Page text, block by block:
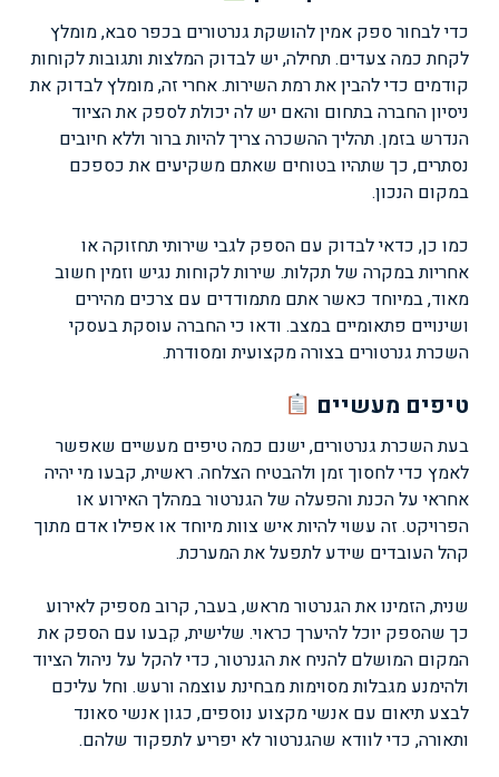
כדי לבחור ספק אמין להושקת גנרטורים בכפר סבא, מומלץ
לקחת כמה צעדים. תחילה, יש לבדוק המלצות ותגובות לקוחות
קודמים כדי להבין את רמת השירות. אחרי זה, מומלץ לבדוק את
ניסיון החברה בתחום והאם יש לה יכולת לספק את הציוד
הנדרש בזמן. תהליך ההשכרה צריך להיות ברור וללא חיובים
נסתרים, כך שתהיו בטוחים שאתם משקיעים את כספכם
במקום הנכון.
כמו כן, כדאי לבדוק עם הספק לגבי שירותי תחזוקה או
אחריות במקרה של תקלות. שירות לקוחות נגיש וזמין חשוב
מאוד, במיוחד כאשר אתם מתמודדים עם צרכים מהירים
ושינויים פתאומיים במצב. ודאו כי החברה עוסקת בעסקי
השכרת גנרטורים בצורה מקצועית ומסודרת.
טיפים מעשיים
בעת השכרת גנרטורים, ישנם כמה טיפים מעשיים שאפשר
לאמץ כדי לחסוך זמן ולהבטיח הצלחה. ראשית, קבעו מי יהיה
אחראי על הכנת והפעלה של הגנרטור במהלך האירוע או
הפרויקט. זה עשוי להיות איש צוות מיוחד או אפילו אדם מתוך
קהל העובדים שידע לתפעל את המערכת.
שנית, הזמינו את הגנרטור מראש, בעבר, קרוב מספיק לאירוע
כך שהספק יוכל להיערך כראוי. שלישית, קִבעו עם הספק את
המקום המושלם להניח את הגנרטור, כדי להקל על ניהול הציוד
ולהימנע מגבלות מסוימות מבחינת עוצמה ורעש. וחל עליכם
לבצע תיאום עם אנשי מקצוע נוספים, כגון אנשי סאונד
ותאורה, כדי לוודא שהגנרטור לא יפריע לתפקוד שלהם.